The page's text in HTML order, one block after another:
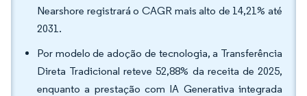
Nearshore registrará o CAGR mais alto de 14,21% até
2031.
Por modelo de adoção de tecnologia, a Transferência
Direta Tradicional reteve 52,88% da receita de 2025,
enquanto a prestação com IA Generativa integrada